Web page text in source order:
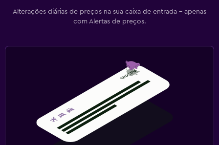
Alterações diárias de preços na sua caixa de entrada - apenas
com Alertas de preços.